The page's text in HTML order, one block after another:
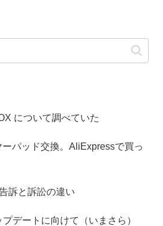
について調べていた
パッド交換。AliExpressで買っ
訴と訴訟の違い
デートに向けて（いまさら）